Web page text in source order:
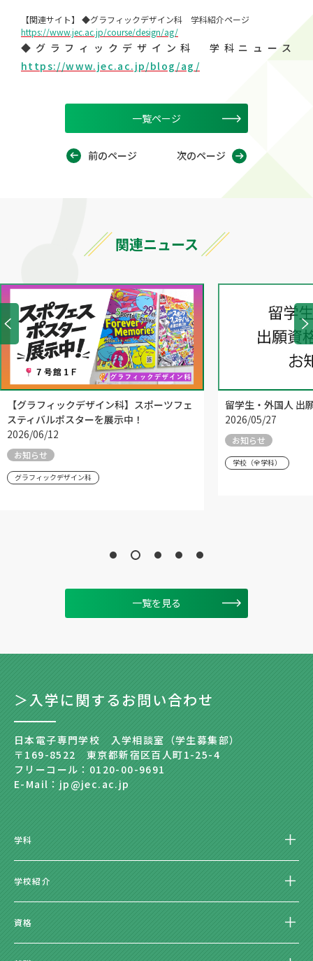
【関連サイト】 ◆グラフィックデザイン科 学科紹介ページ
https://www.jec.ac.jp/course/design/ag/
◆グラフィックデザイン科 学科ニュース
https://www.jec.ac.jp/blog/ag/
前のページ
一覧ページ
次のページ
関連ニュース
【グラフィックデザイン科】スポーツフェ
スティバルポスターを展示中！
2026/06/12
お知らせ
グラフィックデザイン科
留学生・外国人 出
2026/05/27
お知らせ
学校（全学科）
一覧を見る
＞入学に関するお問い合わせ
日本電子専門学校 入学相談室（学生募集部）
〒169-8522 東京都新宿区百人町1-25-4
フリーコール：0120-00-9691
E-Mail：jp@jec.ac.jp
学科
学校紹介
資格